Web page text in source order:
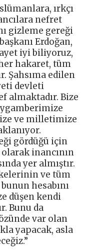
ırkçı
nefret
gizleme gereği
Erdoğan,
iyi biliyoruz,
hakaret, tüm
Şahsıma edilen
devleti
almaktadır. Bize
ve milletimize
gördüğü için
inancının
yer almıştır.
ve tüm
hesabını
düşen kendi
Bunu da
var olan
yapacak, asla